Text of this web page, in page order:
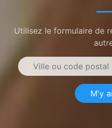
Utilisez le formulaire de
M'y